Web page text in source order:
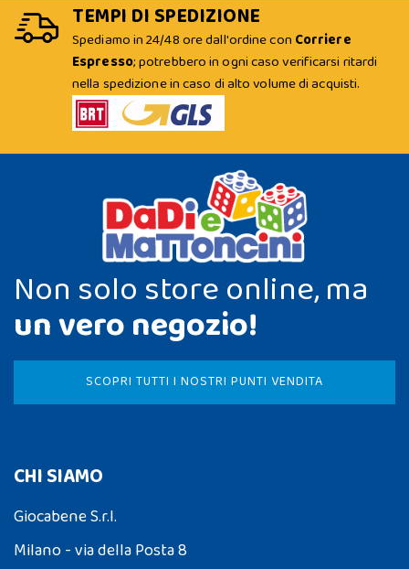
TEMPI DI SPEDIZIONE
Spediamo in 24/48 ore dall'ordine con Corriere
Espresso; potrebbero in ogni caso verificarsi ritardi
nella spedizione in caso di alto volume di acquisti.
Non solo store online, ma
un vero negozio!
SCOPRI TUTTI I NOSTRI PUNTI VENDITA
CHI SIAMO
Giocabene S.r.l.
Milano - via della Posta 8